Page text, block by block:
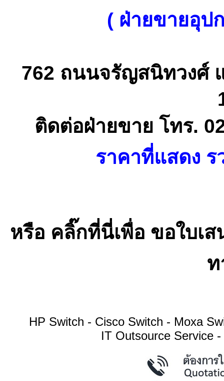
( ฝ่ายขายอุป
762 ถนนจรัญสนิทวงศ์
ติดต่อฝ่ายขาย โทร.
ราคาที่แสดง
หรือ คลิ๊กที่นี่เพื่อ ขอใบเ
ท
HP Switch - Cisco Switch - Moxa
IT Outsource Service